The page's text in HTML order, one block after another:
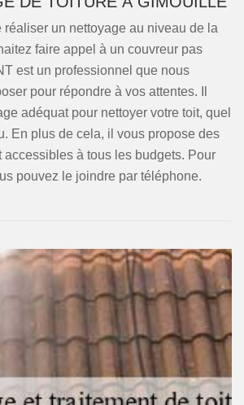
réaliser un nettoyage au niveau de la
faire appel à un couvreur pas
est un professionnel que nous
pour répondre à vos attentes. Il
adéquat pour nettoyer votre toit, quel
En plus de cela, il vous propose des
accessibles à tous les budgets. Pour
pouvez le joindre par téléphone.